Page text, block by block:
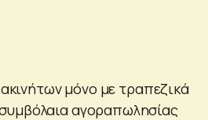
μόνο με τραπεζικά
αγοραπωλησίας